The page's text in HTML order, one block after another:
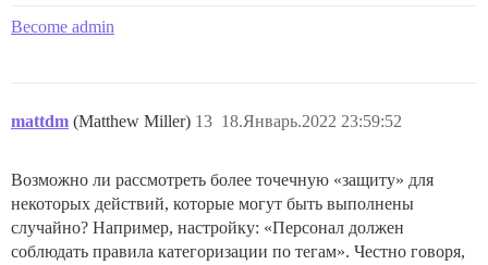
Become admin
mattdm (Matthew Miller) 18.Январь.2022 23:59:52
13
Возможно ли рассмотреть более точечную «защиту» для
некоторых действий, которые могут быть выполнены
случайно? Например, настройку: «Персонал должен
соблюдать правила категоризации по тегам». Честно говоря,